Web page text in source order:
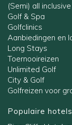
(Semi) all
Golf & Spa
Golfclinics
Aanbiedingen en
Long Stays
Toernooireizen
Unlimited Golf
City & Golf
Golfreizen voor
Populaire